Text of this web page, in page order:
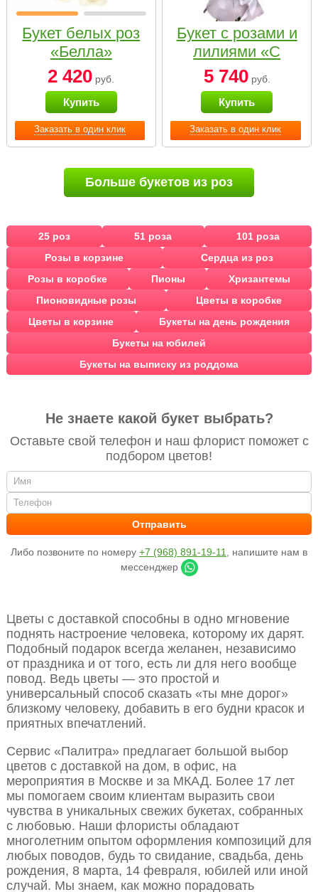
Заказать в один клик
Букет белых роз
«Белла»
2 420 руб.
Купить
Заказать в один клик
Букет с розами и
лилиями «С
наилучшими
пожеланиями»
5 740руб.
Купить
Больше букетов из роз
25 роз 51 роза
101 роза
Розы в корзине
Сердца из роз
Розы в коробке
Пионы
Хризантемы
Пионовидные розы
Цветы в коробке
Цветы в корзине
Букеты на день рождения
Букеты на юбилей
Букеты на выписку из роддома
Не знаете какой букет выбрать?
Оставьте свой телефон и наш флорист поможет с
подбором цветов!
Либо позвоните по номеру +7 (968) 891-19-11
, напишите нам в
мессенджер
Цветы с доставкой способны в одно мгновение
поднять настроение человека, которому их дарят.
Подобный подарок всегда желанен, независимо
от праздника и от того, есть ли для него вообще
повод. Ведь цветы — это простой и
универсальный способ сказать «ты мне дорог»
близкому человеку, добавить в его будни красок и
приятных впечатлений.
Сервис «Палитра» предлагает большой выбор
цветов с доставкой на дом, в офис, на
мероприятия в Москве и за МКАД. Более 17 лет
мы помогаем своим клиентам выразить свои
чувства в уникальных свежих букетах, собранных
с любовью. Наши флористы обладают
многолетним опытом оформления композиций для
любых поводов, будь то свидание, свадьба, день
рождения, 8 марта, 14 февраля, юбилей или иной
случай. Мы знаем, как можно порадовать